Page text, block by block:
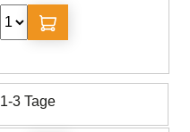
1-3 Tage